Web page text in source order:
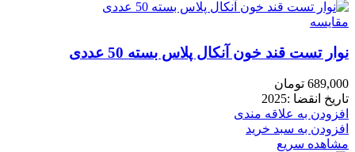
مقایسه
نوار تست قند خون آنکال پلاس بسته 50 عددی
689,000 تومان
تاریخ انقضا :2025
افزودن به علاقه مندی
افزودن به سبد خرید
مشاهده سریع